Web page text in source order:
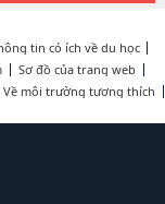
tin có ích về du học
Sơ đồ của trang web
Về môi trường tương thích